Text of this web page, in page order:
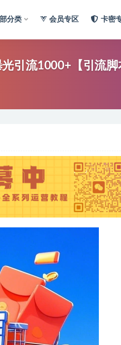
分类 会员专区 卡密
引流1000+【引流脚